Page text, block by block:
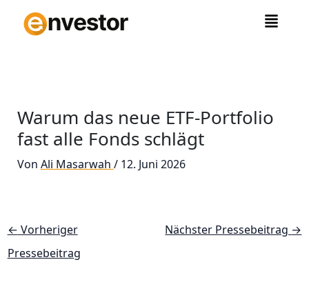
Inhalt
springen
Warum das neue ETF-Portfolio
fast alle Fonds schlägt
Von Ali Masarwah / 12. Juni 2026
← Vorheriger
Pressebeitrag
Nächster Pressebeitrag →